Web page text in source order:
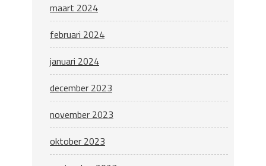
maart 2024
februari 2024
januari 2024
december 2023
november 2023
oktober 2023